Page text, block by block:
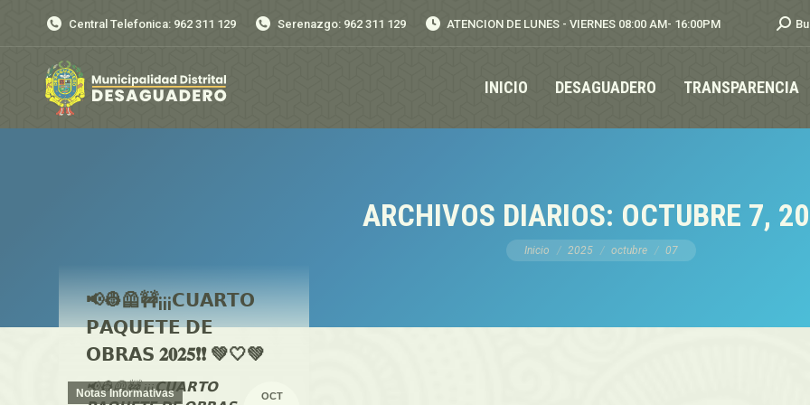
Central Telefonica: 962 311 129 Serenazgo: 962 311 129 ATENCION DE LUNES - VIERNES 08:00 AM- 16:00PM
INICIO DESAGUADERO TRANSPARENCIA
ARCHIVOS DIARIOS: OCTUBRE 7,
Estás aquí:
Inicio 2025 octubre 07
OCT
Notas Informativas
📢👷🦺🚧¡¡¡𝗖𝗨𝗔𝗥𝗧𝗢
𝗣𝗔𝗤𝗨𝗘𝗧𝗘 𝗗𝗘
𝗢𝗕𝗥𝗔𝗦 𝟐𝟎𝟐𝟓❗❗ 💚🤍💚
📢👷🦺🚧 ¡¡¡𝗖𝗨𝗔𝗥𝗧𝗢